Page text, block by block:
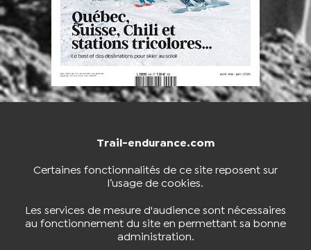
Trail-endurance.com
Certaines fonctionnalités de ce site reposent sur
l’usage de cookies.
Les services de mesure d'audience sont nécessaires
au fonctionnement du site en permettant sa bonne
administration.
NOUS CONTACTER BOUTIQUE